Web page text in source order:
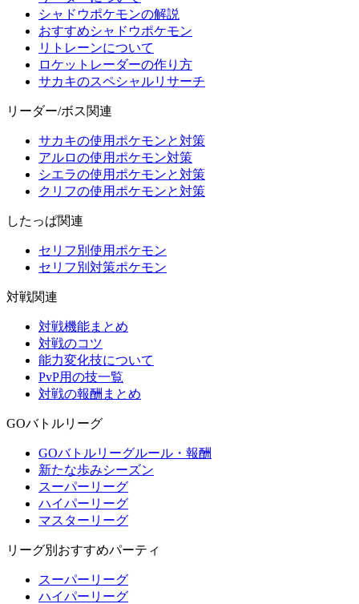
シャドウポケモンの解説
おすすめシャドウポケモン
リトレーンについて
ロケットレーダーの作り方
サカキのスペシャルリサーチ
リーダー/ボス関連
サカキの使用ポケモンと対策
アルロの使用ポケモン対策
シエラの使用ポケモンと対策
クリフの使用ポケモンと対策
したっぱ関連
セリフ別使用ポケモン
セリフ別対策ポケモン
対戦関連
対戦機能まとめ
対戦のコツ
能力変化技について
PvP用の技一覧
対戦の報酬まとめ
GOバトルリーグ
GOバトルリーグルール・報酬
新たな歩みシーズン
スーパーリーグ
ハイパーリーグ
マスターリーグ
リーグ別おすすめパーティ
スーパーリーグ
ハイパーリーグ